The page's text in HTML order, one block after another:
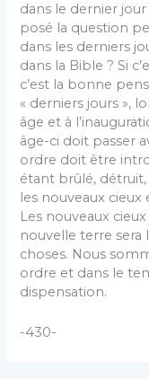
dans le dernier
posé la question
dans les derniers
dans la Bible ? Si
c’est la bonne
« derniers jours »,
âge et à
âge-ci doit passer
ordre doit être
étant brûlé,
les nouveaux
Les nouveaux
nouvelle terre sera
choses. Nous
ordre et dans le
dispensation.
-430-